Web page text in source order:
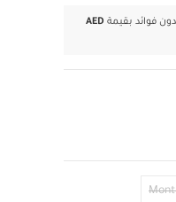
AED